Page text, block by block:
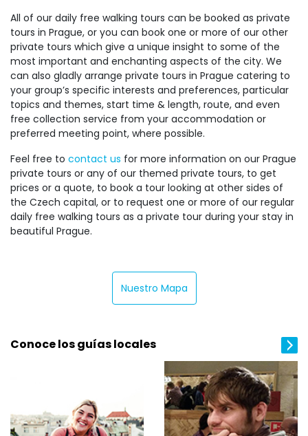
All of our daily free walking tours can be booked as private
tours in Prague, or you can book one or more of our other
private tours which give a unique insight to some of the
most important and enchanting aspects of the city. We
can also gladly arrange private tours in Prague catering to
your group’s specific interests and preferences, particular
topics and themes, start time & length, route, and even
free collection service from your accommodation or
preferred meeting point, where possible.
Feel free to contact us for more information on our Prague
private tours or any of our themed private tours, to get
prices or a quote, to book a tour looking at other sides of
the Czech capital, or to request one or more of our regular
daily free walking tours as a private tour during your stay in
beautiful Prague.
Nuestro Mapa
Conoce los guías locales